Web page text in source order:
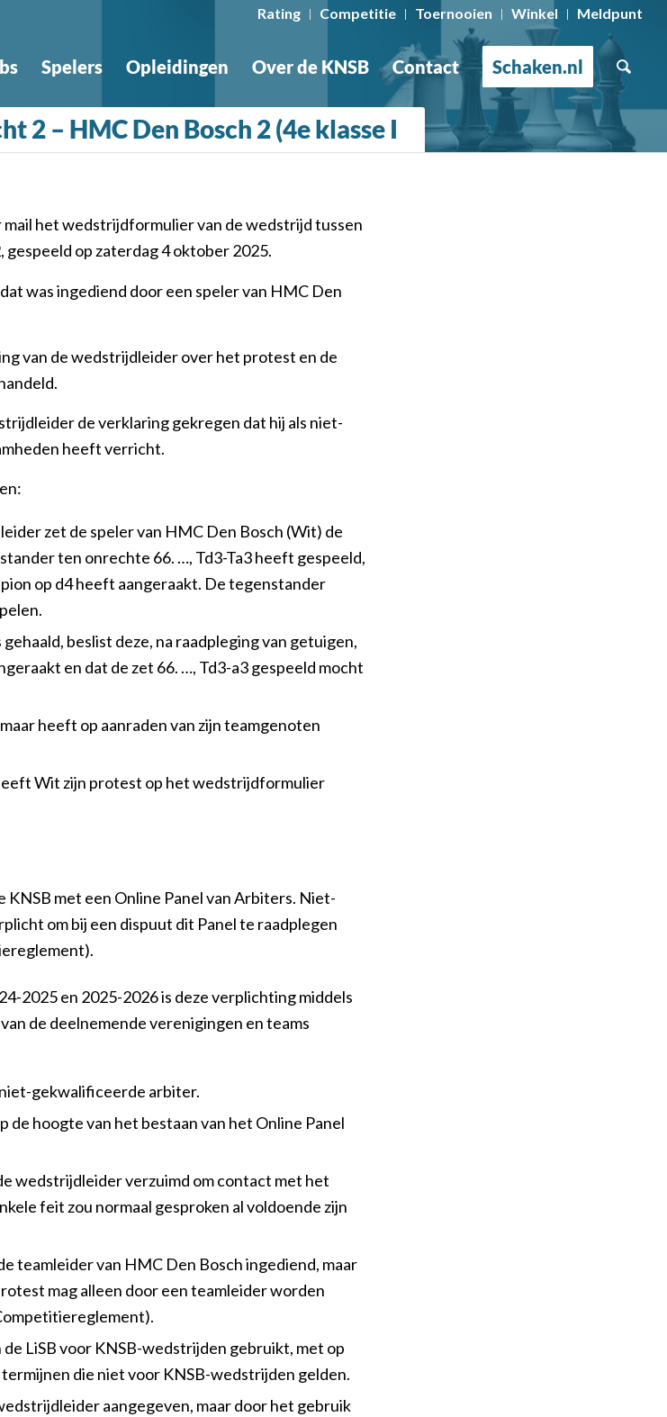
Rating Competitie Toernooien Winkel Meldpunt
Spelers Opleidingen Over de KNSB Contact Schaken.nl
– HMC Den Bosch 2 (4e klasse I
het wedstrijdformulier van de wedstrijd tussen
op zaterdag 4 oktober 2025.
was ingediend door een speler van HMC Den
van de wedstrijdleider over het protest en de
de verklaring gekregen dat hij als niet-
heeft verricht.
zet de speler van HMC Den Bosch (Wit) de
ten onrechte 66. …, Td3-Ta3 heeft gespeeld,
op d4 heeft aangeraakt. De tegenstander
beslist deze, na raadpleging van getuigen,
en dat de zet 66. …, Td3-a3 gespeeld mocht
heeft op aanraden van zijn teamgenoten
Wit zijn protest op het wedstrijdformulier
KNSB met een Online Panel van Arbiters. Niet-
om bij een dispuut dit Panel te raadplegen
2025 en 2025-2026 is deze verplichting middels
de deelnemende verenigingen en teams
gekwalificeerde arbiter.
de hoogte van het bestaan van het Online Panel
wedstrijdleider verzuimd om contact met het
feit zou normaal gesproken al voldoende zijn
teamleider van HMC Den Bosch ingediend, maar
mag alleen door een teamleider worden
LiSB voor KNSB-wedstrijden gebruikt, met op
die niet voor KNSB-wedstrijden gelden.
aangegeven, maar door het gebruik